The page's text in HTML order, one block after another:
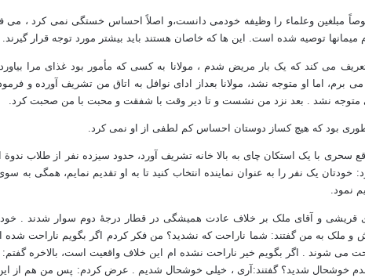
مبلغین وعلماء را وظیفه خودمی دانست،و اصلاً احساس خستگی نمی کرد ، می
توصیه شده است. این ها که خاصان هستند باید بیشتر مورد توجه قرار گیرند.
تعریف می کند که یک بار مریض شدم ، مولانا به کسی که مأمور بود غذای مرا
می برم، اما او متوجه نشد، مولانا بعداز ادای نوافل به اتاق من تشریف آورده و
متوجه نشد . بعد نزد من نشست و تا دیر وقت با شفقت و محبت با من صحبت کرد.
بود که هیچ کساز دوستان احساس کم لطفی از او نمی کرد.
با یک استکان چای به بالا خانه تشریف آورد، حدود سیزده نفر از طلاب ندوة
خودتان یک نفر را به عنوان نماینده انتخاب کنید تا به او تقدیم نمایم، همگی به
نمود.
قریشی و آقای ملک بر خلاف عادت همیشگی در قطار درجۀ دوم سوار شدند .
و ملک به من گفتند: شما ناراحت که نشدید؟ من فکر کردم اگر بگویم ناراحت شده
می شوند . اگر بگویم خیر ناراحت نشده ام این خلاف واقعیت است، بالاخره گفتم:
خوشحال شدید؟ گفتند:آری ، خیلی خوشحال شدیم . عرض کردم: پس من هم از